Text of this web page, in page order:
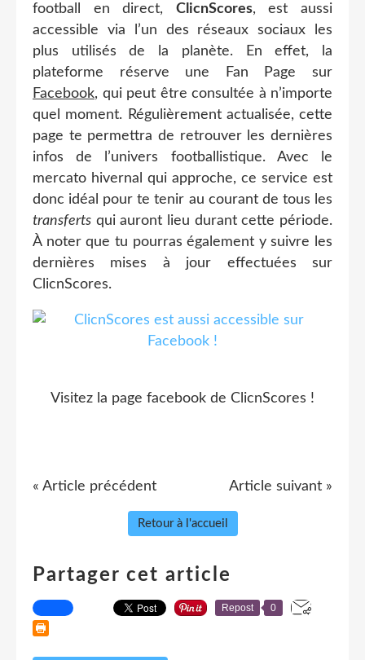
football en direct, ClicnScores, est aussi
accessible via l’un des réseaux sociaux les
plus utilisés de la planète. En effet, la
plateforme réserve une Fan Page sur
Facebook, qui peut être consultée à n’importe
quel moment. Régulièrement actualisée, cette
page te permettra de retrouver les dernières
infos de l’univers footballistique. Avec le
mercato hivernal qui approche, ce service est
donc idéal pour te tenir au courant de tous les
transferts qui auront lieu durant cette période.
À noter que tu pourras également y suivre les
dernières mises à jour effectuées sur
ClicnScores.
Visitez la page facebook de ClicnScores !
« Article précédent Article suivant »
Retour à l'accueil
Partager cet article
Repost 0